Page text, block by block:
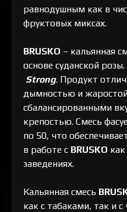
равнодушным как в
фруктовых миксах.
BRUSKO – кальянная
основе суданской
Strong. Продукт
дымностью и
сбалансированными
крепостью. Смесь
по 50, что
в работе с BRUSKO
заведениях.
Кальянная смесь
как с табаками, так и